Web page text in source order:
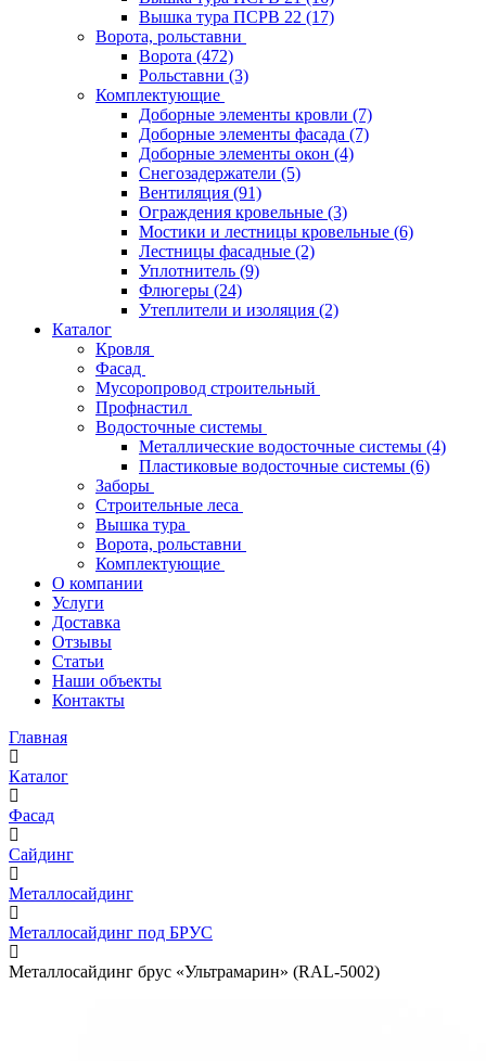
Вышка тура ПСРВ 22 (17)
Ворота, рольставни
Ворота (472)
Рольставни (3)
Комплектующие
Доборные элементы кровли (7)
Доборные элементы фасада (7)
Доборные элементы окон (4)
Снегозадержатели (5)
Вентиляция (91)
Ограждения кровельные (3)
Мостики и лестницы кровельные (6)
Лестницы фасадные (2)
Уплотнитель (9)
Флюгеры (24)
Утеплители и изоляция (2)
Каталог
Кровля
Фасад
Мусоропровод строительный
Профнастил
Водосточные системы
Металлические водосточные системы (4)
Пластиковые водосточные системы (6)
Заборы
Строительные леса
Вышка тура
Ворота, рольставни
Комплектующие
О компании
Услуги
Доставка
Отзывы
Статьи
Наши объекты
Контакты
Главная
Каталог
Фасад
Сайдинг
Металлосайдинг
Металлосайдинг под БРУС
Металлосайдинг брус «Ультрамарин» (RAL-5002)